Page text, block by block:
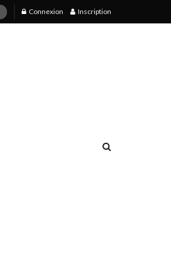
Connexion Inscription